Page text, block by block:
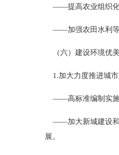
——提高农业组织化
——加强农田水利等
（六）建设环境优美
1.加大力度推进城市
——高标准编制实施
——加大新城建设和
展。